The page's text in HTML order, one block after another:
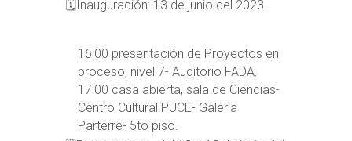
🗓️Inauguración: 13 de junio del 2023.
16:00 presentación de Proyectos en
proceso, nivel 7- Auditorio FADA.
17:00 casa abierta, sala de Ciencias-
Centro Cultural PUCE- Galería
Parterre- 5to piso.